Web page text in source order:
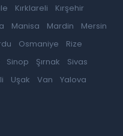
Kırklareli
Kırşehir
Manisa Mardin
Mersin
Osmaniye
Rize
Sinop Şırnak
Sivas
Uşak Van
Yalova